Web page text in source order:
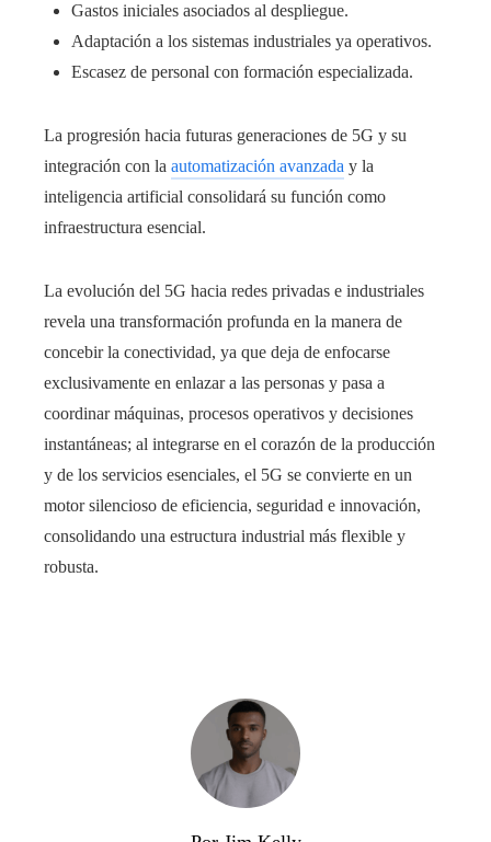
Gastos iniciales asociados al despliegue.
Adaptación a los sistemas industriales ya operativos.
Escasez de personal con formación especializada.
La progresión hacia futuras generaciones de 5G y su
integración con la automatización avanzada y la
inteligencia artificial consolidará su función como
infraestructura esencial.
La evolución del 5G hacia redes privadas e industriales
revela una transformación profunda en la manera de
concebir la conectividad, ya que deja de enfocarse
exclusivamente en enlazar a las personas y pasa a
coordinar máquinas, procesos operativos y decisiones
instantáneas; al integrarse en el corazón de la producción
y de los servicios esenciales, el 5G se convierte en un
motor silencioso de eficiencia, seguridad e innovación,
consolidando una estructura industrial más flexible y
robusta.